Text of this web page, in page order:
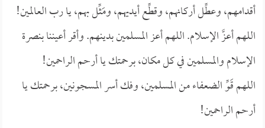
أقدامهم، وعطِّل أركانهم، وقطِّع أيديهم، ومَثِّل بهم، يا رب العالمين!
اللهم أعزَّ الإسلام. اللهم أعز المسلمين بدينهم. وأقر أعيننا بنصرة
الإسلام والمسلمين في كل مكان، برحمتك يا أرحم الراحمين!
اللهم قَوِّ الضعفاء من المسلمين، وفك أسر المسجونين، برحمتك يا
أرحم الراحمين!